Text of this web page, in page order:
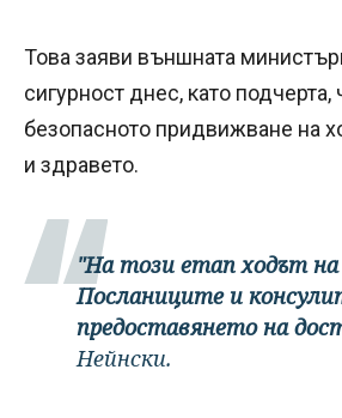
Това заяви външната
сигурност днес, като
безопасното придвижване на
и здравето.
"На този етап ходът на
Посланиците и
предоставянето на
Нейнски.